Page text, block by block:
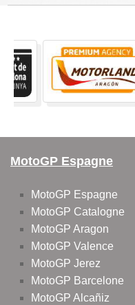
MotoGP Espagne
MotoGP Espagne
MotoGP Catalogne
MotoGP Aragon
MotoGP Valence
MotoGP Jerez
MotoGP Barcelone
MotoGP Alcañiz